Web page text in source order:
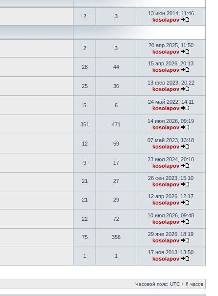
2 3
13 июн 2014, 11:46
kosolapov
2 3
20 апр 2025, 11:50
kosolapov
28 44
15 апр 2026, 20:13
kosolapov
25 36
13 фев 2023, 20:22
kosolapov
5 6
24 май 2022, 14:11
kosolapov
351 471
14 июл 2026, 09:19
kosolapov
12 59
07 май 2023, 13:18
kosolapov
9 17
23 июл 2024, 20:10
kosolapov
21 27
26 сен 2023, 15:10
kosolapov
21 29
12 апр 2026, 12:17
kosolapov
22 72
10 июл 2026, 09:48
kosolapov
75 356
29 янв 2026, 18:19
kosolapov
1 1
17 ноя 2013, 13:50
kosolapov
Часовой пояс: UTC + 6 часов